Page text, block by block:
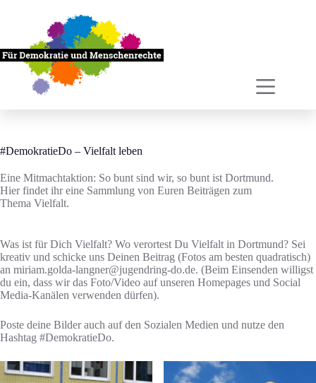
#DemokratieDo – Vielfalt leben
Eine Mitmachtaktion: So bunt sind wir, so bunt ist Dortmund.
Hier findet ihr eine Sammlung von Euren Beiträgen zum
Thema Vielfalt.
Was ist für Dich Vielfalt? Wo verortest Du Vielfalt in Dortmund? Sei
kreativ und schicke uns Deinen Beitrag (Fotos am besten quadratisch)
an miriam.golda-langner@jugendring-do.de. (Beim Einsenden willigst
du ein, dass wir das Foto/Video auf unseren Homepages und Social
Media-Kanälen verwenden dürfen).
Poste deine Bilder auch auf den Sozialen Medien und nutze den
Hashtag #DemokratieDo.